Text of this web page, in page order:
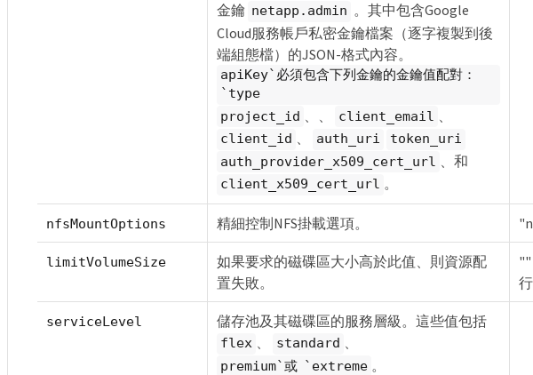
金鑰 netapp.admin 。其中包含Google
Cloud服務帳戶私密金鑰檔案（逐字複製到後
端組態檔）的JSON-格式內容。
apiKey`必須包含下列金鑰的金鑰值配對：
`type
project_id
client_email
client_id 、 auth_uri
token_uri
auth_provider_x509_cert_url
、和
client_x509_cert_url 。
nfsMountOptions 精細控制NFS掛載選項。
limitVolumeSize
如果要求的磁碟區大小高於此值、則資源配
置失敗。
""
serviceLevel 儲存池及其磁碟區的服務層級。這些值包括
flex 、 standard 、
premium`或 `extreme 。